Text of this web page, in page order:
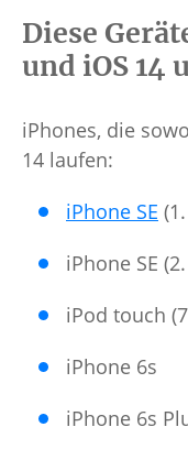
Diese
und iOS 14
iPhones, die
14 laufen:
iPhone SE
iPhone SE
iPod touch
iPhone 6s
iPhone 6s